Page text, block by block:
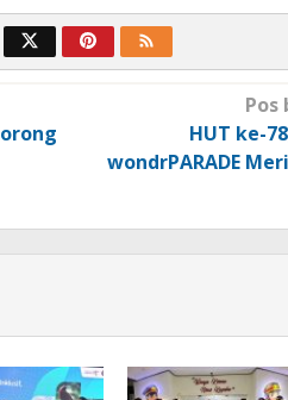
HUT ke-
wondrPARADE